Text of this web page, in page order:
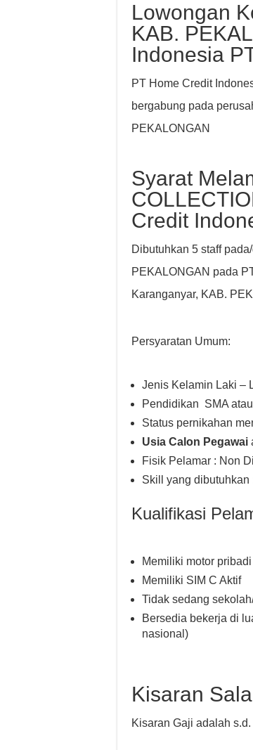
Lowongan
KAB.
Indonesia
PT Home Credit
bergabung pada
PEKALONGAN
Syarat
Credit
Dibutuhkan 5 staff
PEKALONGAN pada
Karanganyar, KAB.
Persyaratan Umum:
Jenis Kelamin Laki –
Pendidikan SMA
Status pernikahan
Usia Calon Pegawai
Fisik Pelamar : Non
Skill yang dibutuhkan
Kualifikasi
Memiliki motor pribadi
Memiliki SIM C Aktif
Tidak sedang
Bersedia bekerja di
nasional)
Kisaran
Kisaran Gaji adalah s.d.